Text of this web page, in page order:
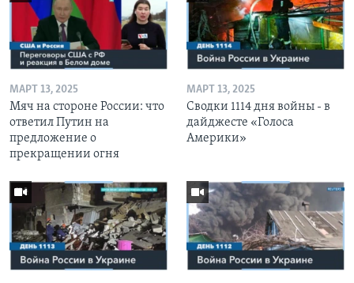
МАРТ 13, 2025
Мяч на стороне России: что
ответил Путин на
предложение о
прекращении огня
МАРТ 13, 2025
Сводки 1114 дня войны - в
дайджесте «Голоса
Америки»